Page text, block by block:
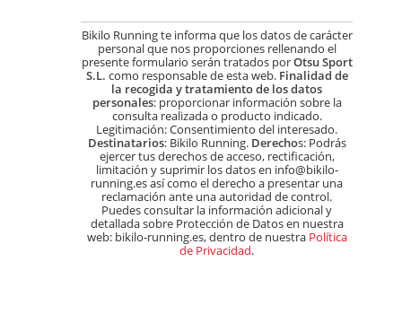
Bikilo Running te informa que los datos de carácter
personal que nos proporciones rellenando el
presente formulario serán tratados porOtsu Sport
S.L. como responsable de esta web. Finalidad de
la recogida y tratamiento de los datos
personales: proporcionar información sobre la
consulta realizada o producto indicado.
Legitimación: Consentimiento del interesado.
Destinatarios: Bikilo Running. Derechos: Podrás
ejercer tus derechos de acceso, rectificación,
limitación y suprimir los datos en info@bikilo-
running.es así como el derecho a presentar una
reclamación ante una autoridad de control.
Puedes consultar la información adicional y
detallada sobre Protección de Datos en nuestra
web: bikilo-running.es, dentro de nuestra Política
de Privacidad.